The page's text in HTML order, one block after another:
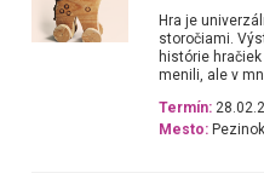
Hra je
storočiami.
histórie
menili, ale v
Termín:
Mesto: Pezinok